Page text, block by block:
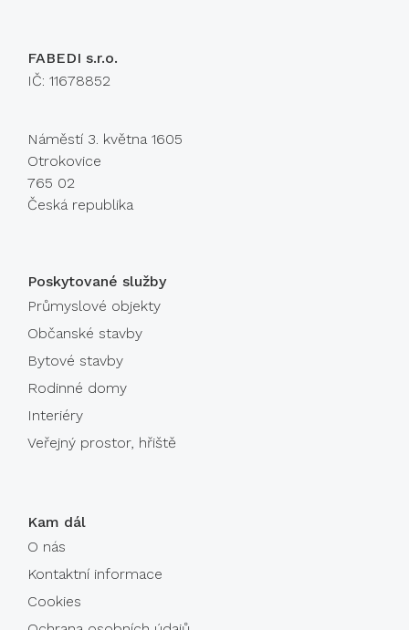
Poskytované služby
Průmyslové objekty
Občanské stavby
Bytové stavby
Rodinné domy
Interiéry
Veřejný prostor, hřiště
Kam dál
O nás
Kontaktní informace
Cookies
FABEDI s.r.o.
IČ: 11678852
Náměstí 3. května 1605
Otrokovice
765 02
Česká republika